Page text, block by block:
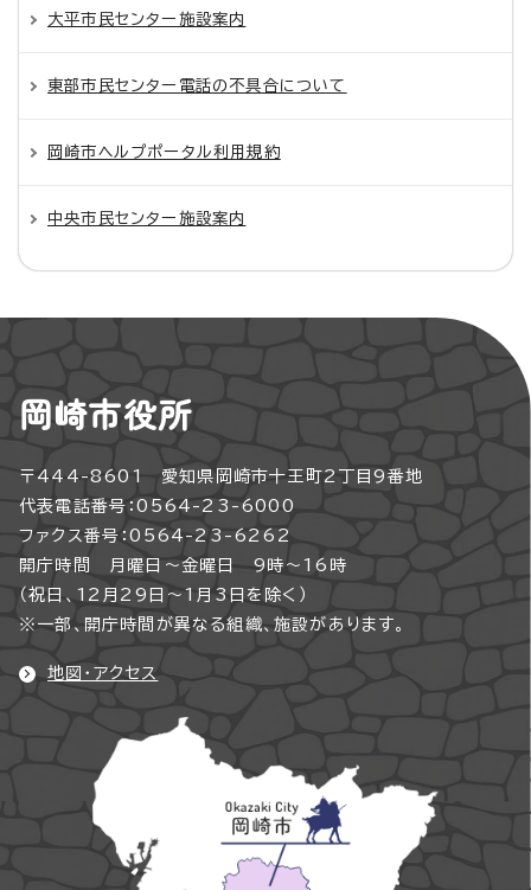
大平市民センター施設案内
東部市民センター電話の不具合について
岡崎市ヘルプポータル利用規約
中央市民センター施設案内
岡崎市役所
〒444-8601 愛知県岡崎市十王町2丁目9番地
代表電話番号：0564-23-6000
ファクス番号：0564-23-6262
開庁時間 月曜日～金曜日 9時～16時
（祝日、12月29日～1月3日を除く）
※一部、開庁時間が異なる組織、施設があります。
地図・アクセス